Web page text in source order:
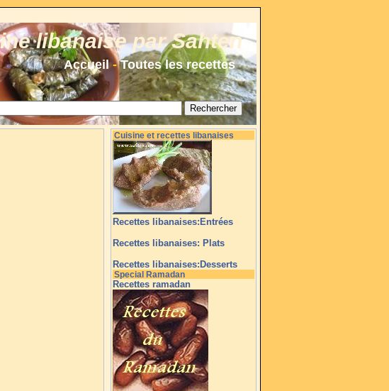
libanaise par Sahten
Accueil-Toutes les recettes
Cuisine et recettes libanaises
Recettes libanaises:Entrées
Recettes libanaises: Plats
Recettes libanaises:Desserts
Special Ramadan
Recettes ramadan